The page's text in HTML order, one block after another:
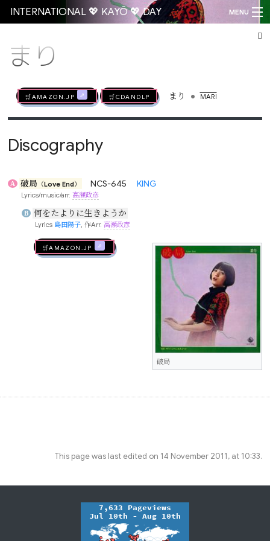
INTERNATIONAL 💖 KAYŌ 💖 DAY MENU
まり
🛒AMAZON.jp 🛒CDandLP まり • MARI
Discography
A 破局 （Love End） NCS-645 KING
Lyrics/music/arr.高瀬政彦
B 何をたよりに生きようか
Lyrics 島田陽子, 作Arr. 高瀬政彦
破局
🛒AMAZON.jp
This page was last edited on 14 November 2011, at 10:33.